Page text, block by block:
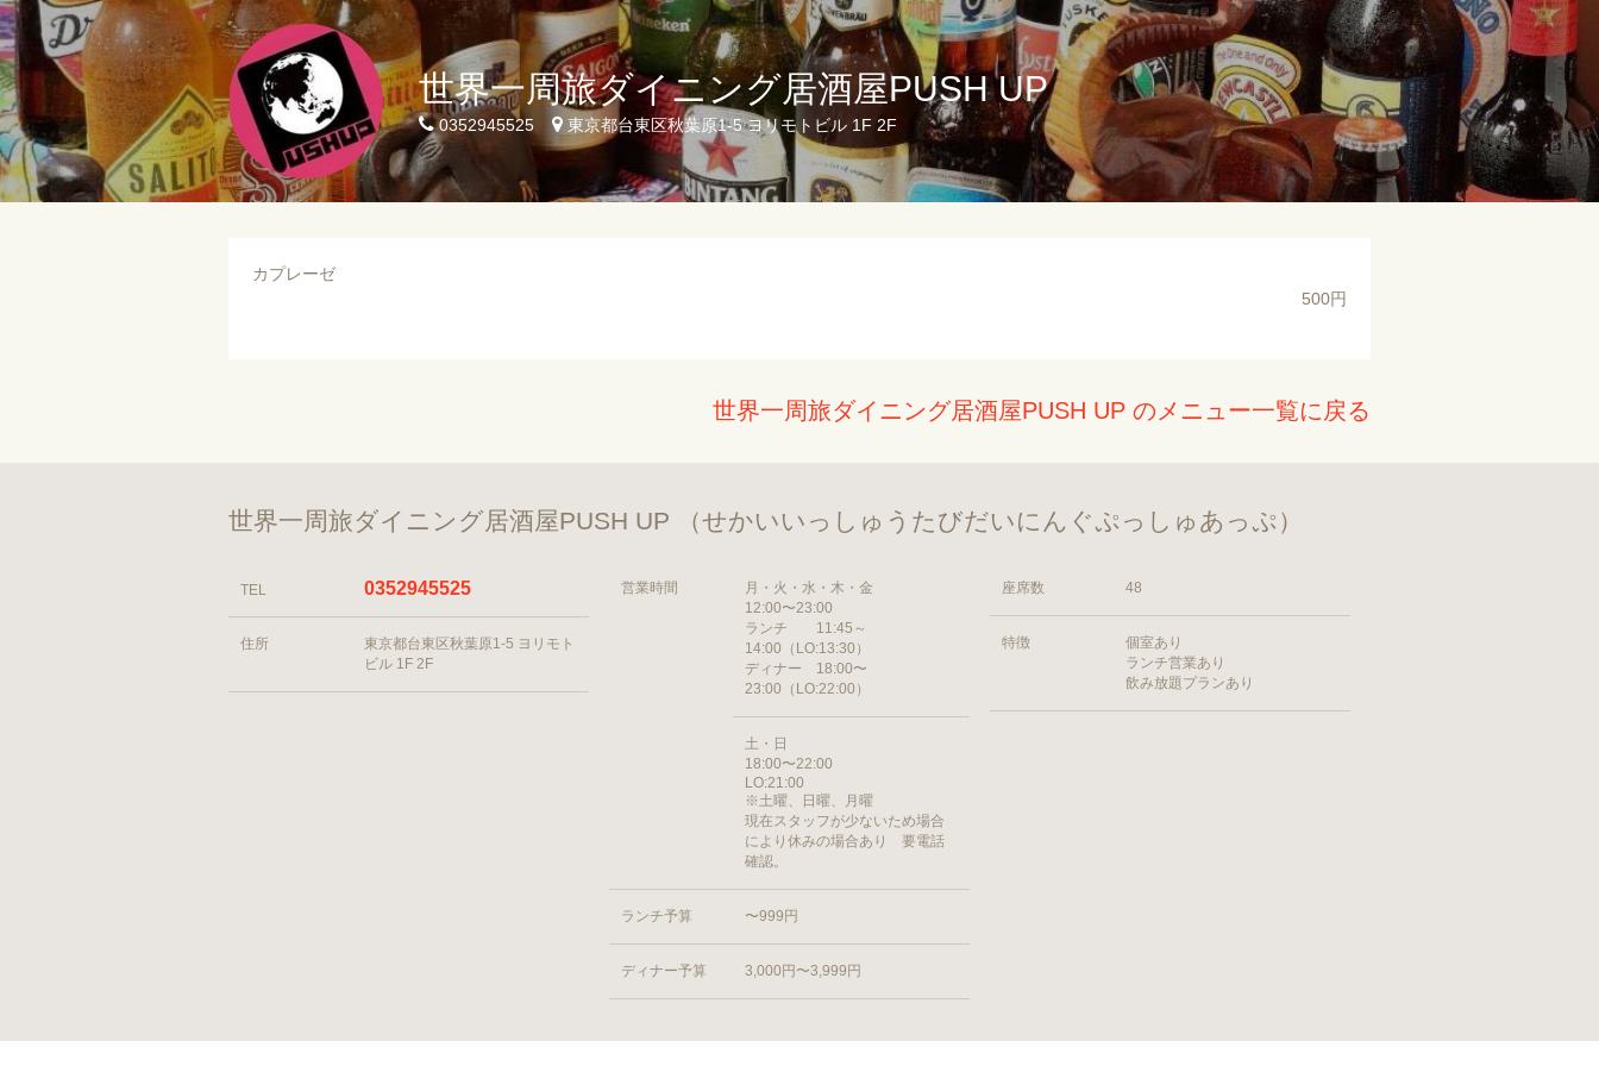
世界一周旅ダイニング居酒屋PUSH UP
0352945525 東京都台東区秋葉原1-5 ヨリモトビル 1F 2F
カプレーゼ
500円
世界一周旅ダイニング居酒屋PUSH UP のメニュー一覧に戻る
世界一周旅ダイニング居酒屋PUSH UP （せかいいっしゅうたびだいにんぐぷっしゅあっぷ）
TEL 0352945525
住所
東京都台東区秋葉原1-5 ヨリモト
ビル 1F 2F
営業時間
月・火・水・木・金
12:00〜23:00
ランチ 11:45～
14:00（LO:13:30）
ディナー 18:00〜
23:00（LO:22:00）
土・日
18:00〜22:00
LO:21:00
※土曜、日曜、月曜
現在スタッフが少ないため場合
により休みの場合あり 要電話
確認。
ランチ予算 〜999円
ディナー予算 3,000円〜3,999円
座席数 48
特徴
個室あり
ランチ営業あり
飲み放題プランあり